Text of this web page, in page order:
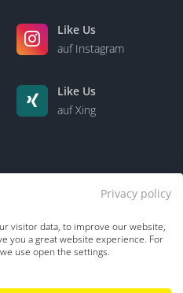
Like Us
auf Instagram
Like Us
auf Xing
Kontakt Über uns
Privacy policy
visitor data, to improve our website,
you a great website experience. For
use open the settings.